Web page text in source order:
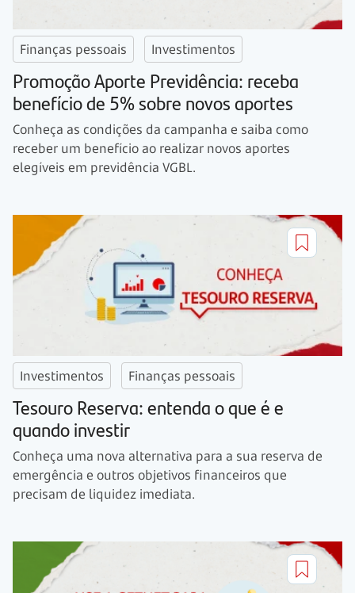
Finanças pessoais Investimentos
Promoção Aporte Previdência: receba
benefício de 5% sobre novos aportes
Conheça as condições da campanha e saiba como
receber um benefício ao realizar novos aportes
elegíveis em previdência VGBL.
Investimentos Finanças pessoais
Tesouro Reserva: entenda o que é e
quando investir
Conheça uma nova alternativa para a sua reserva de
emergência e outros objetivos financeiros que
precisam de liquidez imediata.